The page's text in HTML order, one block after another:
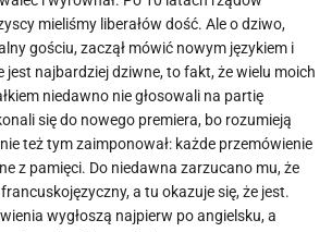
mieliśmy liberałów dość. Ale o dziwo,
gościu, zaczął mówić nowym językiem i
jest najbardziej dziwne, to fakt, że wielu moich
niedawno nie głosowali na partię
się do nowego premiera, bo rozumieją
też tym zaimponował: każde przemówienie
z pamięci. Do niedawna zarzucano mu, że
a tu okazuje się, że jest.
wygłoszą najpierw po angielsku, a